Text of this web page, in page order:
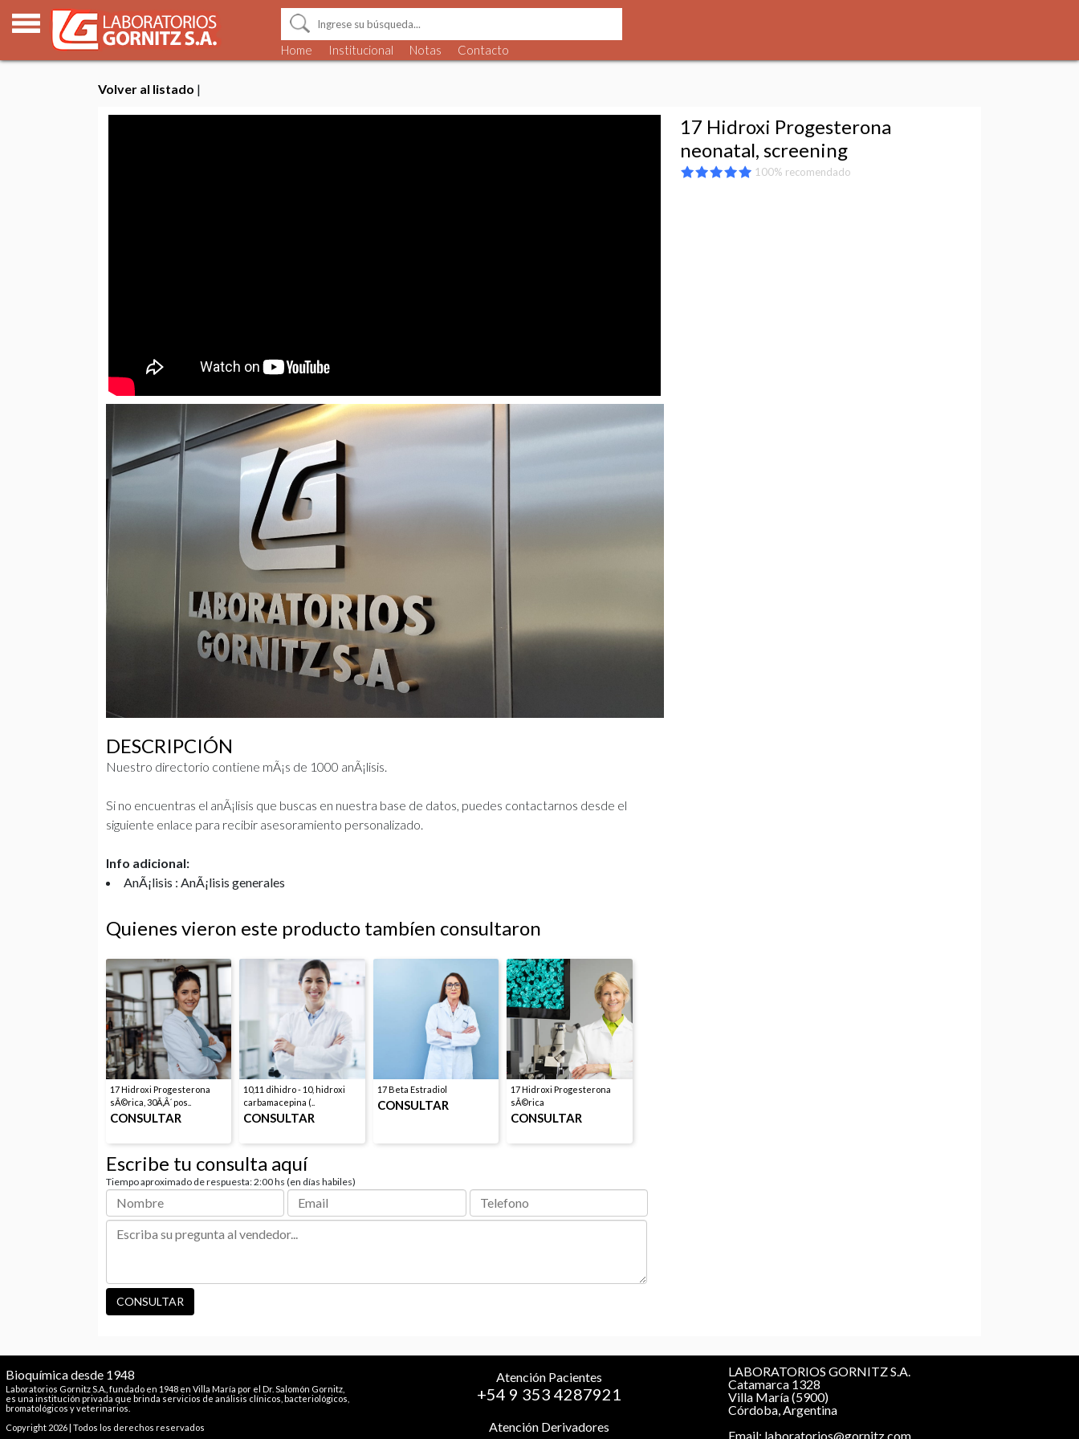
Home Institucional Notas Contacto
Volver al listado |
17 Hidroxi Progesterona
neonatal, screening
100% recomendado
DESCRIPCIÓN
Nuestro directorio contiene mÃ¡s de 1000 anÃ¡lisis.
Si no encuentras el anÃ¡lisis que buscas en nuestra base de datos, puedes contactarnos desde el
siguiente enlace para recibir asesoramiento personalizado.
Info adicional:
AnÃ¡lisis : AnÃ¡lisis generales
Quienes vieron este producto tambíen consultaron
17 Hidroxi Progesterona
sÃ©rica, 30Ã‚Â´ pos..
CONSULTAR
10,11 dihidro - 10, hidroxi
carbamacepina (..
CONSULTAR
17 Beta Estradiol
CONSULTAR
17 Hidroxi Progesterona
sÃ©rica
CONSULTAR
Escribe tu consulta aquí
Tiempo aproximado de respuesta: 2:00 hs (en días habiles)
LABORATORIOS GORNITZ S.A.
Catamarca 1328
Villa María (5900)
Córdoba, Argentina
Email: laboratorios@gornitz.com
Atención Pacientes
+54 9 353 4287921
Atención Derivadores
Bioquímica desde 1948
Laboratorios Gornitz S.A., fundado en 1948 en Villa María por el Dr. Salomón Gornitz,
es una institución privada que brinda servicios de análisis clínicos, bacteriológicos,
bromatológicos y veterinarios.
Copyright 2026 | Todos los derechos reservados